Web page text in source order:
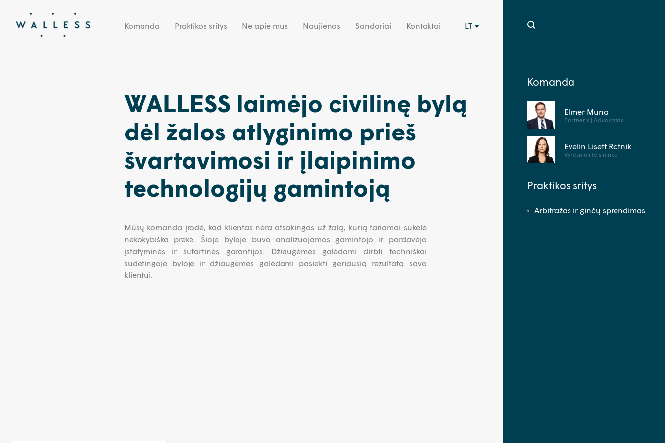
Komanda Praktikos sritys Ne apie mus Naujienos Sandoriai Kontaktai LT
WALLESS laimėjo civilinę bylą
dėl žalos atlyginimo prieš
švartavimosi ir įlaipinimo
technologijų gamintoją
Mūsų komanda įrodė, kad klientas nėra atsakingas už žalą, kurią tariamai sukėlė
nekokybiška prekė. Šioje byloje buvo analizuojamos gamintojo ir pardavėjo
įstatyminės ir sutartinės garantijos. Džiaugėmės galėdami dirbti techniškai
sudėtingoje byloje ir džiaugėmės galėdami pasiekti geriausią rezultatą savo
klientui.
Komanda
Elmer Muna
Partneris | Advokatas
Evelin Lisett Ratnik
Vyresnioji teisininkė
Praktikos sritys
Arbitražas ir ginčų sprendimas